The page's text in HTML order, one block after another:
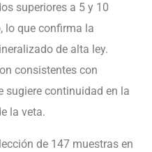
superiores a 5 y 10
lo que confirma la
de alta ley.
consistentes con
sugiere continuidad en la
la veta.
de 147 muestras en